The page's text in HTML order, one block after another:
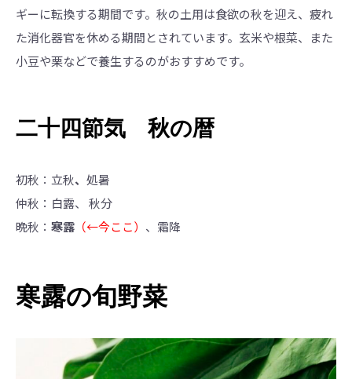
ギーに転換する期間です。秋の土用は食欲の秋を迎え、疲れ
た消化器官を休める期間とされています。玄米や根菜、また
小豆や栗などで養生するのがおすすめです。
二十四節気 秋の暦
初秋：立秋、 処暑
仲秋：白露、
秋分
晩秋： 寒露 （←今ここ） 、霜降
寒露の旬野菜